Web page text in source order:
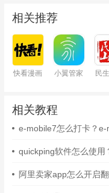
相关推荐
快看漫画 小翼管家 民
相关教程
e-mobile7怎么打卡？
quickping软件怎么使用